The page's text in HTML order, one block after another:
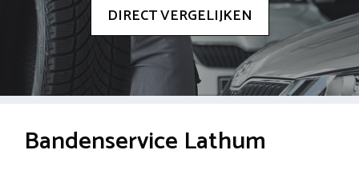
DIRECT VERGELIJKEN
Bandenservice Lathum